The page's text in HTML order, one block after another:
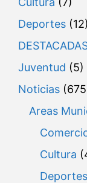
Deportes (12)
Juventud (5)
Noticias
Areas
Cultura
Deportes